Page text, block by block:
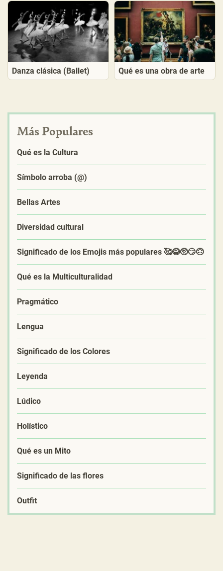
Danza clásica (Ballet) Qué es una obra de arte
Más Populares
Qué es la Cultura
Símbolo arroba (@)
Bellas Artes
Diversidad cultural
Significado de los Emojis más populares 🥰😂🥺😏🙃
Qué es la Multiculturalidad
Pragmático
Lengua
Significado de los Colores
Leyenda
Lúdico
Holístico
Qué es un Mito
Significado de las flores
Outfit